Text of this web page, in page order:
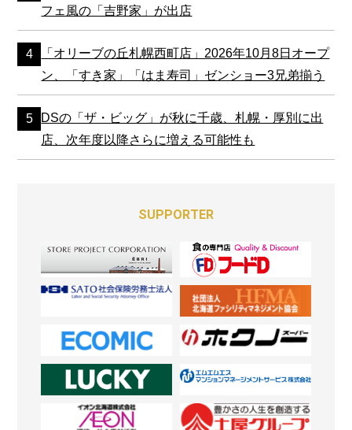
フェ風の「吉野家」が出店
「オリーブの丘札幌西町店」2026年10月8日オープ
ン、「すき家」「はま寿司」ゼンショー3兄弟揃う
DSの「ザ・ビッグ」が秋に千歳、札幌・厚別に出
店、次年度以降さらに増える可能性も
SUPPORTER